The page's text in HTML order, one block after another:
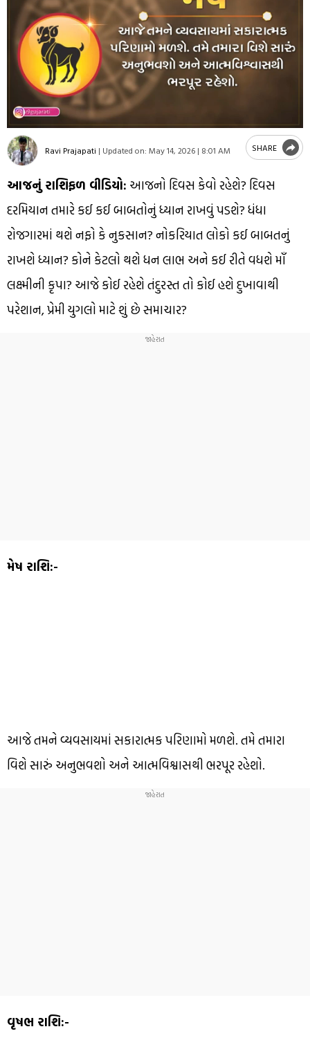
Ravi Prajapati | Updated on: May 14, 2026 | 8:01 AM SHARE
આજનું રાશિફળ વીડિયો: આજનો દિવસ કેવો રહેશે? દિવસ
દરમિયાન તમારે કઈ કઈ બાબતોનું ધ્યાન રાખવું પડશે? ધંધા
રોજગારમાં થશે નફો કે નુકસાન? નોકરિયાત લોકો કઈ બાબતનું
રાખશે ધ્યાન? કોને કેટલો થશે ધન લાભ અને કઈ રીતે વધશે માઁ
લક્ષ્મીની કૃપા? આજે કોઈ રહેશે તંદુરસ્ત તો કોઈ હશે દુખાવાથી
પરેશાન, પ્રેમી યુગલો માટે શું છે સમાચાર?
મેષ રાશિ:-
આજે તમને વ્યવસાયમાં સકારાત્મક પરિણામો મળશે. તમે તમારા
વિશે સારું અનુભવશો અને આત્મવિશ્વાસથી ભરપૂર રહેશો.
વૃષભ રાશિ:-